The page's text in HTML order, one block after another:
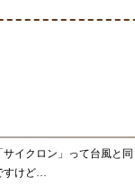
サイクロン」って台風と
すけど…